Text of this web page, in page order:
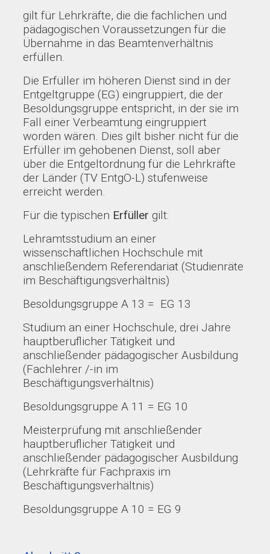
gilt für Lehrkräfte, die die fachlichen und
pädagogischen Voraussetzungen für die
Übernahme in das Beamtenverhältnis
erfüllen.
Die Erfüller im höheren Dienst sind in der
Entgeltgruppe (EG) eingruppiert, die der
Besoldungsgruppe entspricht, in der sie im
Fall einer Verbeamtung eingruppiert
worden wären. Dies gilt bisher nicht für die
Erfüller im gehobenen Dienst, soll aber
über die Entgeltordnung für die Lehrkräfte
der Länder (TV EntgO-L) stufenweise
erreicht werden.
Für die typischen Erfüller gilt:
Lehramtsstudium an einer
wissenschaftlichen Hochschule mit
anschließendem Referendariat (Studienräte
im Beschäftigungsverhältnis)
Besoldungsgruppe A 13 = EG 13
Studium an einer Hochschule, drei Jahre
hauptberuflicher Tätigkeit und
anschließender pädagogischer Ausbildung
(Fachlehrer /-in im
Beschäftigungsverhältnis)
Besoldungsgruppe A 11 = EG 10
Meisterprüfung mit anschließender
hauptberuflicher Tätigkeit und
anschließender pädagogischer Ausbildung
(Lehrkräfte für Fachpraxis im
Beschäftigungsverhältnis)
Besoldungsgruppe A 10 = EG 9